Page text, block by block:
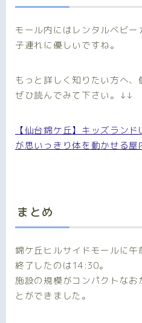
モール内にはレンタルベビー
子連れに優しいですね。
もっと詳しく知りたい方へ、
ぜひ読んでみて下さい。↓↓
【仙台錦ケ丘】キッズラン
が思いっきり体を動かせる屋
まとめ
錦ケ丘ヒルサイドモールに
終了したのは14:30。
施設の規模がコンパクトな
とができました。